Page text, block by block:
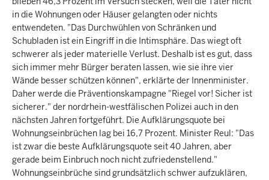
in die Wohnungen oder Häuser gelangten oder nichts
entwendeten. "Das Durchwühlen von Schränken und
Schubladen ist ein Eingriff in die Intimsphäre. Das wiegt oft
schwerer als jeder materielle Verlust. Deshalb ist es gut, dass
sich immer mehr Bürger beraten lassen, wie sie ihre vier
Wände besser schützen können", erklärte der Innenminister.
Daher werde die Präventionskampagne "Riegel vor! Sicher ist
sicherer." der nordrhein-westfälischen Polizei auch in den
nächsten Jahren fortgeführt. Die Aufklärungsquote bei
Wohnungseinbrüchen lag bei 16,7 Prozent. Minister Reul: "Das
ist zwar die beste Aufklärungsquote seit 40 Jahren, aber
gerade beim Einbruch noch nicht zufriedenstellend."
Wohnungseinbrüche sind grundsätzlich schwer aufzuklären,